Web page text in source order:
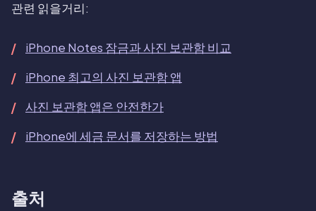
관련 읽을거리:
iPhone Notes 잠금과 사진 보관함 비교
iPhone 최고의 사진 보관함 앱
사진 보관함 앱은 안전한가
iPhone에 세금 문서를 저장하는 방법
출처